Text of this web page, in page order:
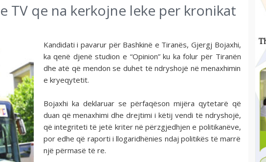
TV qe na kerkojne leke per kronikat
Kandidati i pavarur për Bashkinë e Tiranës, Gjergj Bojaxhi,
ka qenë djenë studion e “Opinion” ku ka folur për Tiranën
dhe atë që mendon se duhet të ndryshojë në menaxhimin
e kryeqytetit.
Bojaxhi ka deklaruar se përfaqëson mijëra qytetarë që
duan që menaxhimi dhe drejtimi i këtij vendi të ndryshojë,
që integriteti të jetë kriter në përzgjedhjen e politikanëve,
por edhe që raporti i llogaridhënies ndaj politikës të marrë
një përmasë të re.